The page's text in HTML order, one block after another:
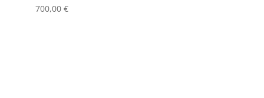
700,00 €